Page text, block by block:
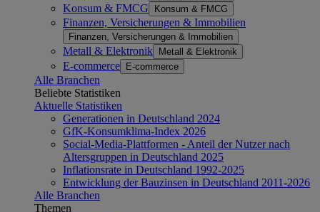
Konsum & FMCG Konsum & FMCG
Finanzen, Versicherungen & Immobilien
Finanzen, Versicherungen & Immobilien
Metall & Elektronik Metall & Elektronik
E-commerce E-commerce
Alle Branchen
Beliebte Statistiken
Aktuelle Statistiken
Generationen in Deutschland 2024
GfK-Konsumklima-Index 2026
Social-Media-Plattformen - Anteil der Nutzer nach
Altersgruppen in Deutschland 2025
Inflationsrate in Deutschland 1992-2025
Entwicklung der Bauzinsen in Deutschland 2011-2026
Alle Branchen
Themen